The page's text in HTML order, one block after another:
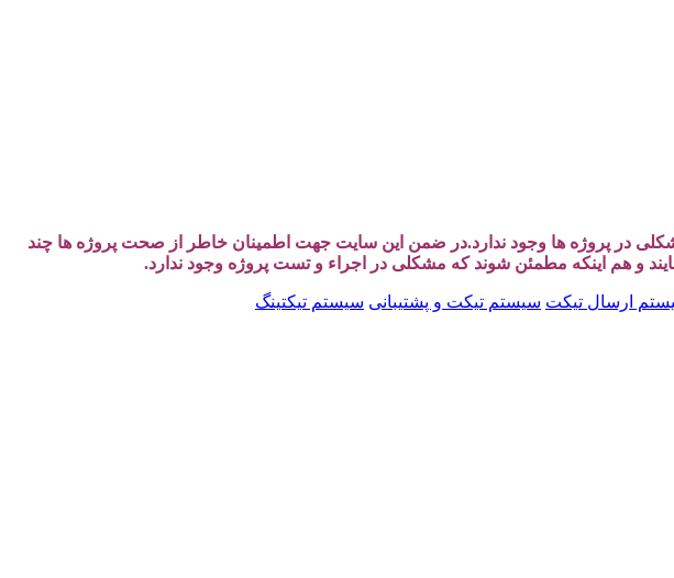
در پروژه ها وجود ندارد.در ضمن این سایت جهت اطمینان خاطر از صحت پروژه ها چند
و هم اینکه مطمئن شوند که مشکلی در اجراء و تست پروژه وجود ندارد.
ارسال تیکت سیستم تیکت و پشتیبانی سیستم تیکتینگ